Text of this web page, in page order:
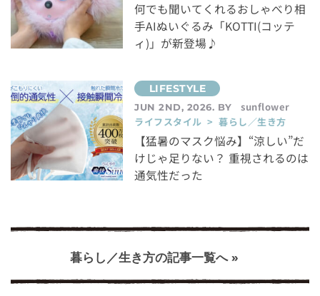
何でも聞いてくれるおしゃべり相
手AIぬいぐるみ「KOTTI(コッテ
ィ)」が新登場♪
JUN 2ND, 2026. BY
sunflower
ライフスタイル > 暮らし／生き方
【猛暑のマスク悩み】“涼しい”だ
けじゃ足りない？ 重視されるのは
通気性だった
暮らし／生き方の記事一覧へ »